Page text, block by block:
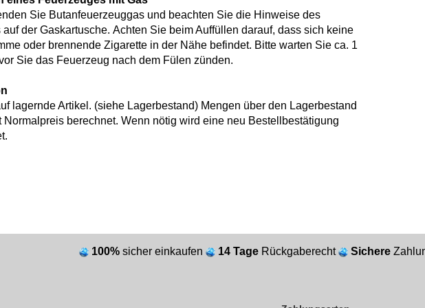
Sie Butanfeuerzeuggas und beachten Sie die Hinweise des
auf der Gaskartusche. Achten Sie beim Auffüllen darauf, dass sich keine
oder brennende Zigarette in der Nähe befindet. Bitte warten Sie ca. 1
Sie das Feuerzeug nach dem Fülen zünden.
lagernde Artikel. (siehe Lagerbestand) Mengen über den Lagerbestand
Normalpreis berechnet. Wenn nötig wird eine neu Bestellbestätigung
100% sicher einkaufen 14 Tage Rückgaberecht Sichere